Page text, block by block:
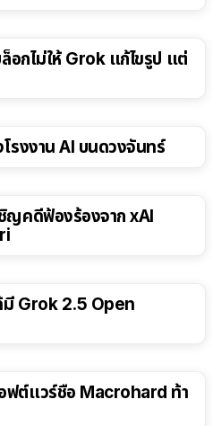
อกไม่ให้ Grok แก้ไขรูป แต่
รงงาน AI บนดวงจันทร์
ญคดีฟ้องร้องจาก xAI
มี Grok 2.5 Open
ฟต์แวร์ชื่อ Macrohard ท้า